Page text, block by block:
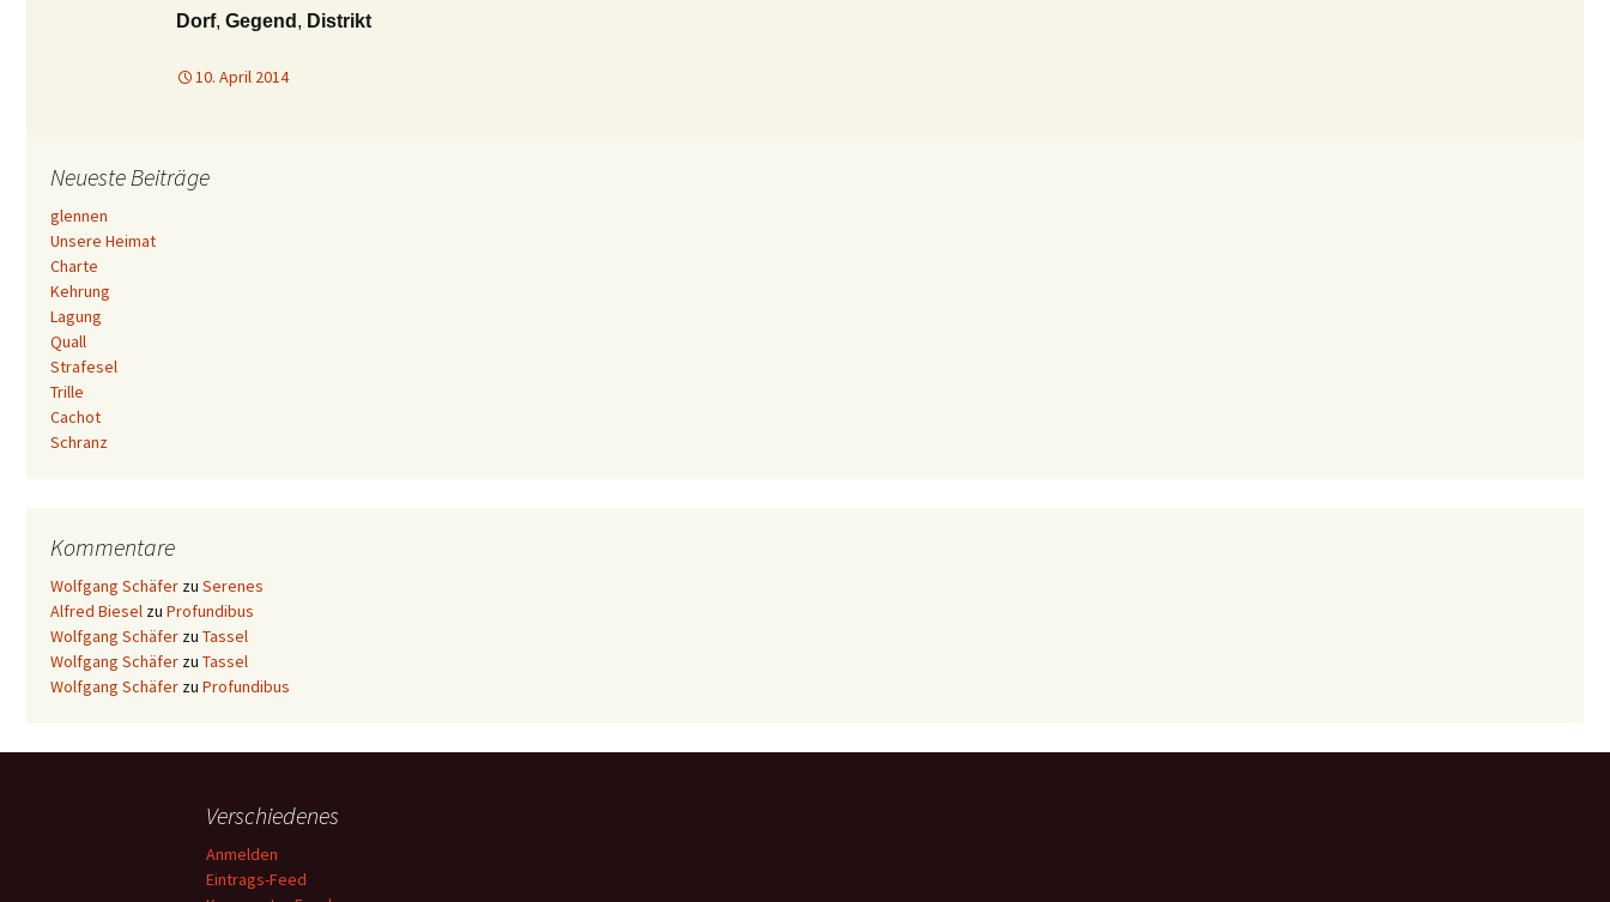
Dorf, Gegend , Distrikt
10. April 2014
Neueste Beiträge
glennen
Unsere Heimat
Charte
Kehrung
Lagung
Quall
Strafesel
Trille
Cachot
Schranz
Kommentare
Wolfgang Schäfer zu Serenes
Alfred Biesel zu Profundibus
Wolfgang Schäfer zu Tassel
Wolfgang Schäfer zu Tassel
Wolfgang Schäfer zu Profundibus
Verschiedenes
Anmelden
Eintrags-Feed